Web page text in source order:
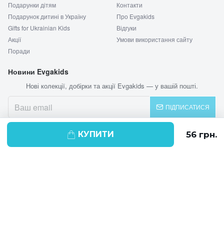
КУПИТИ
Подарунки дітям
Подарунок дитині в Україну
Gifts for Ukrainian Kids
Акції
Поради
Контакти
Про Evgakids
Відгуки
Умови використання сайту
Новини Evgakids
Нові колекції, добірки та акції Evgakids — у вашій пошті.
ПІДПИСАТИСЯ